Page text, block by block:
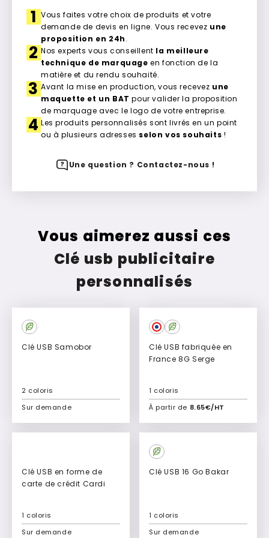
1 Vous faites votre choix de produits et votre
demande de devis en ligne. Vous recevez une
proposition en 24h.
2 Nos experts vous conseillent la meilleure
technique de marquage en fonction de la
matière et du rendu souhaité.
3 Avant la mise en production, vous recevez une
maquette et un BAT pour valider la proposition
de marquage avec le logo de votre entreprise.
4 Les produits personnalisés sont livrés en un point
ou à plusieurs adresses selon vos souhaits !
Une question ? Contactez-nous !
Vous aimerez aussi ces
Clé usb publicitaire
personnalisés
Clé USB Samobor
Sur demande
2 coloris
Ajouter à mon devis
Clé USB fabriquée en
France 8G Serge
À partir de 8.65€/HT
1 coloris
Ajouter à mon devis
Vente
Clé USB en forme de
carte de crédit Cardi
Sur demande
1 coloris
Clé USB 16 Go Bakar
Sur demande
1 coloris